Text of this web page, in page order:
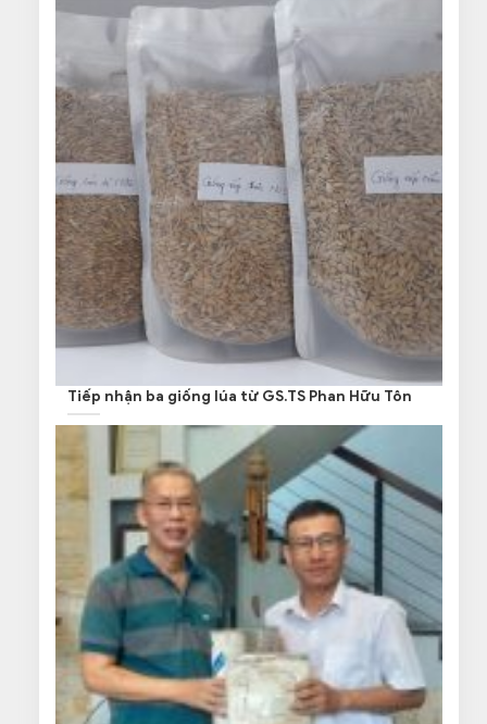
Tiếp nhận ba giống lúa từ GS.TS Phan Hữu Tôn